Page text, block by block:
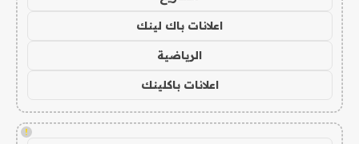
اعلانات باك لينك
الرياضية
اعلانات باكلينك
!